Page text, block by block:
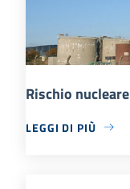
Rischio nucleare
LEGGI DI PIÙ